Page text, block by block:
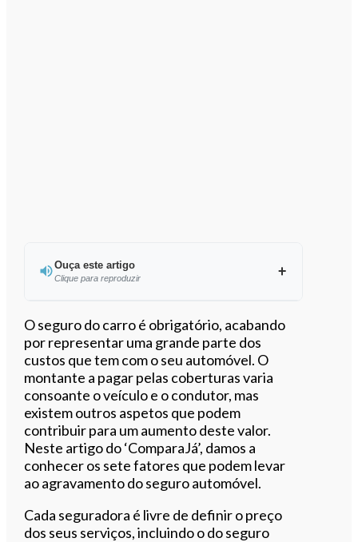
Ouça este artigo
Clique para reproduzir
Ouvir este artigo
O seguro do carro é obrigatório, acabando
por representar uma grande parte dos
custos que tem com o seu automóvel. O
montante a pagar pelas coberturas varia
consoante o veículo e o condutor, mas
existem outros aspetos que podem
contribuir para um aumento deste valor.
Neste artigo do ‘ComparaJá’, damos a
conhecer os sete fatores que podem levar
ao agravamento do seguro automóvel.
Cada seguradora é livre de definir o preço
dos seus serviços, incluindo o do seguro